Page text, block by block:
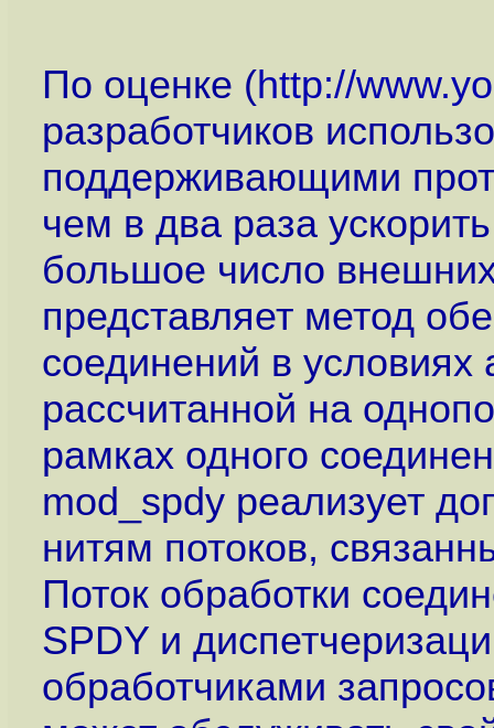
По оценке (http://
разработчиков
поддерживающими
чем в два раза
большое число
представляет метод
соединений в условиях
рассчитанной на
рамках одного
mod_spdy реализует
нитям потоков,
Поток обработки
SPDY и
обработчиками